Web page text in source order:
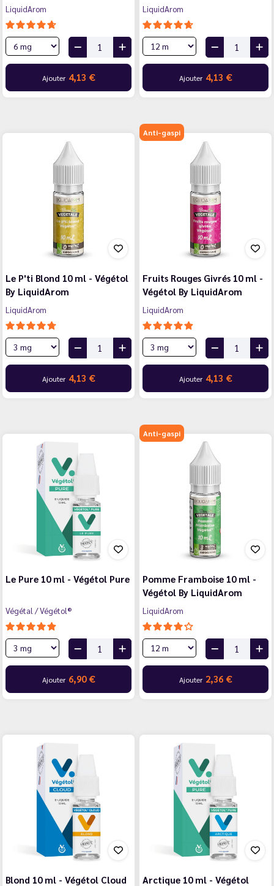
LiquidArom
Ajouter 4,13 €
LiquidArom
Ajouter 4,13 €
Le P'ti Blond 10 ml - Végétol
By LiquidArom
LiquidArom
Ajouter 4,13 €
Anti-gaspi
Fruits Rouges Givrés 10 ml -
Végétol By LiquidArom
LiquidArom
Ajouter 4,13 €
Le Pure 10 ml - Végétol Pure
Végétal / Végétol®
Ajouter 6,90 €
Anti-gaspi
Pomme Framboise 10 ml -
Végétol By LiquidArom
LiquidArom
Ajouter 2,36 €
Blond 10 ml - Végétol Cloud
Arctique 10 ml - Végétol